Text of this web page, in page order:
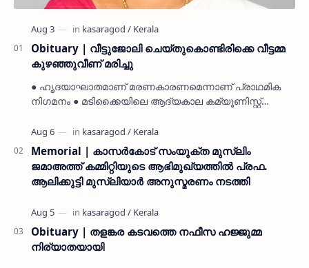
Obituary | വീട്ടുജോലി ചെയ്തുകൊണ്ടിരിക്കെ വീട്ടമ്മ
കുഴഞ്ഞുവീണ് മരിച്ചു
● ഹൃദയാഘാതമാണ് മരണകാരണമെന്നാണ് പ്രാഥമിക
നിഗമനം ● മടിക്കൈയിലെ ആദ്യകാല കമ്യൂണിസ്റ്റ്
മകളാണ് ● വിവരമറിഞ്ഞ് ജനപ്ര…
Memorial | കാസർകോട് സംയുക്ത മുസ്ലിം
ജമാഅത്ത് കമ്മിറ്റിയുടെ ആഭിമുഖ്യത്തിൽ പ്രഫ.
ആലിക്കുട്ടി മുസ്ലിയാർ അനുസ്മരണം നടത്തി
Obituary | തളങ്കര കടവത്തെ നഫീസ ഹജ്ജുമ്മ
നിര്യാതയായി